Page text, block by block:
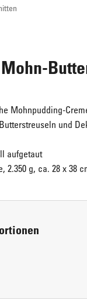
Mohn-
Mohnpudding-
und
aufgetaut
2.350 g, ca. 28 x 38